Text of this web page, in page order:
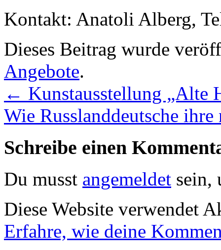
Kontakt: Anatoli Alberg,
Dieses Beitrag wurde
Angebote.
← Kunstausstellung „Alte
Wie Russlanddeutsche
Schreibe einen
Du musst angemeldet sein,
Diese Website verwendet
Erfahre, wie deine